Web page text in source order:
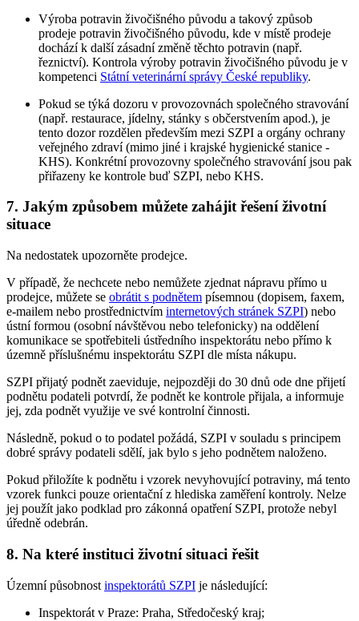
Výroba potravin živočišného původu a takový způsob
prodeje potravin živočišného původu, kde v místě prodeje
dochází k další zásadní změně těchto potravin (např.
řeznictví). Kontrola výroby potravin živočišného původu je v
kompetenci Státní veterinární správy České republiky.
Pokud se týká dozoru v provozovnách společného stravování
(např. restaurace, jídelny, stánky s občerstvením apod.), je
tento dozor rozdělen především mezi SZPI a orgány ochrany
veřejného zdraví (mimo jiné i krajské hygienické stanice -
KHS). Konkrétní provozovny společného stravování jsou pak
přiřazeny ke kontrole buď SZPI, nebo KHS.
7. Jakým způsobem můžete zahájit řešení životní
situace
Na nedostatek upozorněte prodejce.
V případě, že nechcete nebo nemůžete zjednat nápravu přímo u
prodejce, můžete se obrátit s podnětem písemnou (dopisem, faxem,
e-mailem nebo prostřednictvím internetových stránek SZPI) nebo
ústní formou (osobní návštěvou nebo telefonicky) na oddělení
komunikace se spotřebiteli ústředního inspektorátu nebo přímo k
územně příslušnému inspektorátu SZPI dle místa nákupu.
SZPI přijatý podnět zaeviduje, nejpozději do 30 dnů ode dne přijetí
podnětu podateli potvrdí, že podnět ke kontrole přijala, a informuje
jej, zda podnět využije ve své kontrolní činnosti.
Následně, pokud o to podatel požádá, SZPI v souladu s principem
dobré správy podateli sdělí, jak bylo s jeho podnětem naloženo.
Pokud přiložíte k podnětu i vzorek nevyhovující potraviny, má tento
vzorek funkci pouze orientační z hlediska zaměření kontroly. Nelze
jej použít jako podklad pro zákonná opatření SZPI, protože nebyl
úředně odebrán.
8. Na které instituci životní situaci řešit
Územní působnost inspektorátů SZPI je následující:
Inspektorát v Praze: Praha, Středočeský kraj;